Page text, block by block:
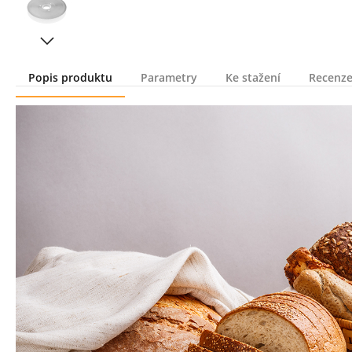
Popis produktu Parametry Ke stažení